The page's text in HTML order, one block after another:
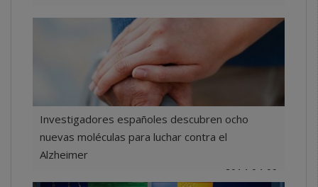
Investigadores españoles descubren ocho
nuevas moléculas para luchar contra el
Alzheimer
2014-04-09